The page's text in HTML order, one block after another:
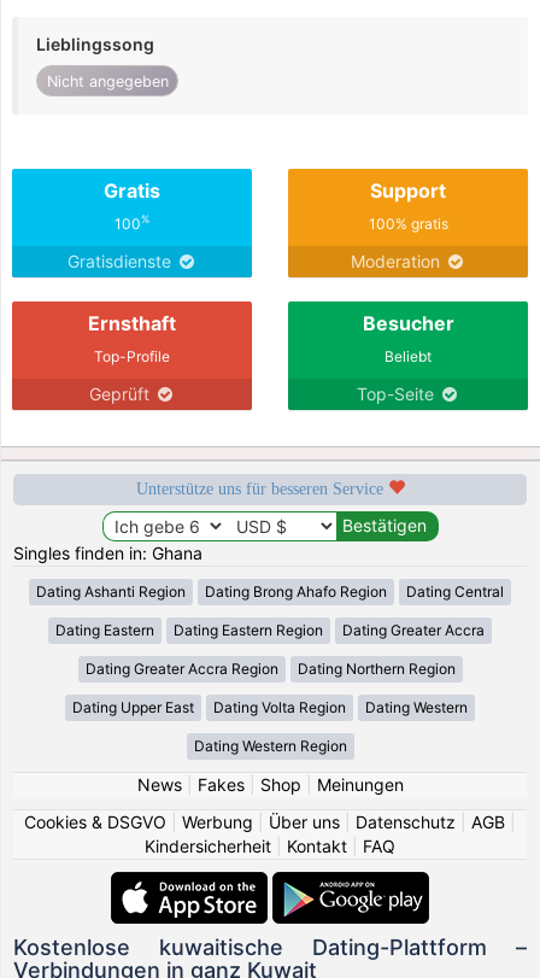
Lieblingssong
Nicht angegeben
Gratis
100%
Gratisdienste
Support
100% gratis
Moderation
Ernsthaft
Top-Profile
Geprüft
Besucher
Beliebt
Top-Seite
Unterstütze uns für besseren Service
Singles finden in: Ghana
Dating Ashanti Region Dating Brong Ahafo Region Dating Central
Dating Eastern Dating Eastern Region Dating Greater Accra
Dating Greater Accra Region Dating Northern Region
Dating Upper East Dating Volta Region Dating Western
Dating Western Region
News| Fakes| Shop
Meinungen
Cookies & DSGVO
Werbung Über uns Datenschutz AGB
Kindersicherheit
Kontakt FAQ
Kostenlose kuwaitische Dating-Plattform –
Verbindungen in ganz Kuwait